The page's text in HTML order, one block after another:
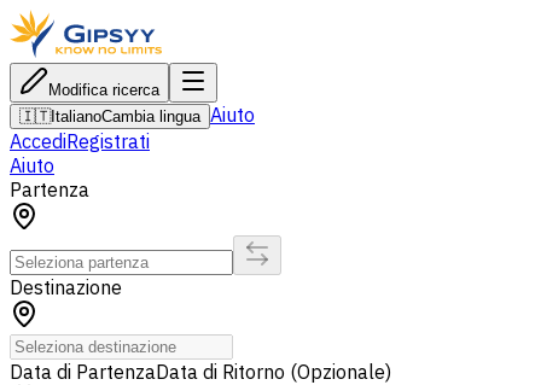
Modifica ricerca
🇮🇹ItalianoCambia lingua Aiuto
AccediRegistrati
Aiuto
Partenza
Destinazione
Data di PartenzaData di Ritorno (Opzionale)